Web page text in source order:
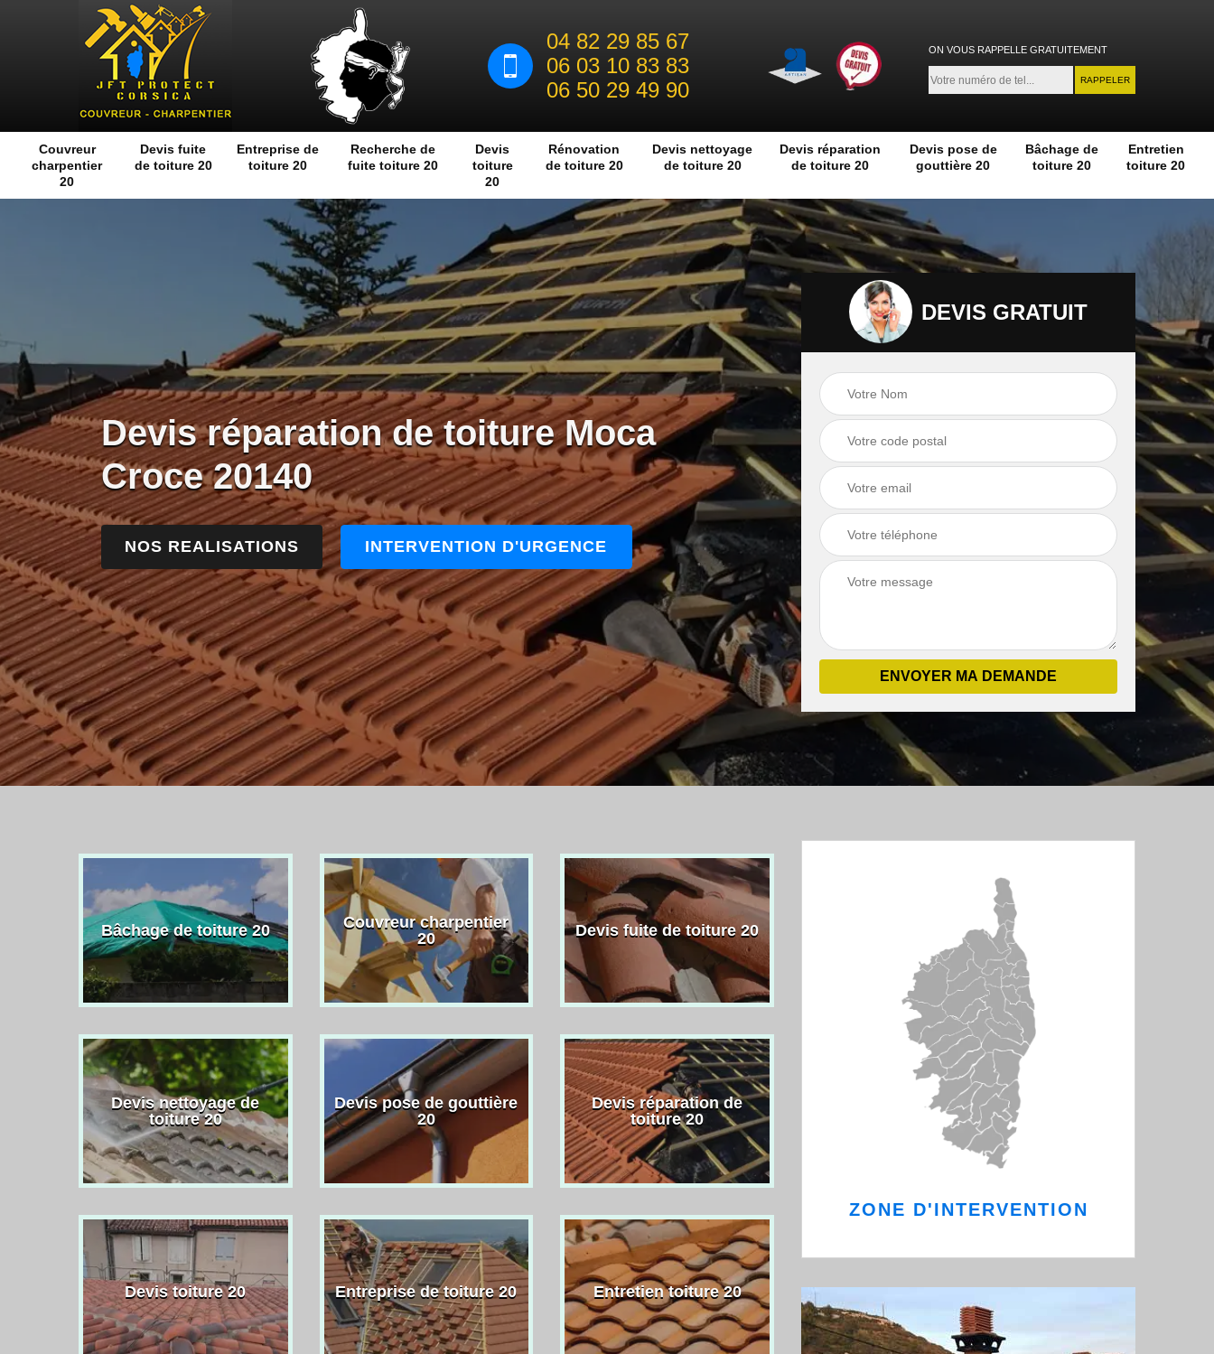
04 82 29 85 67
06 03 10 83 83
06 50 29 49 90
ON VOUS RAPPELLE GRATUITEMENT
Couvreur
charpentier
20
Devis fuite
de toiture 20
Entreprise de
toiture 20
Recherche de
fuite toiture 20
Devis
toiture
20
Rénovation
de toiture 20
Devis nettoyage
de toiture 20
Devis réparation
de toiture 20
Devis pose de
gouttière 20
Bâchage de
toiture 20
Entretien
toiture 20
Devis réparation de toiture Moca
Croce 20140
NOS REALISATIONS INTERVENTION D'URGENCE
DEVIS GRATUIT
Bâchage de toiture 20
Couvreur charpentier
20
Devis fuite de toiture 20
Devis nettoyage de
toiture 20
Devis pose de gouttière
20
Devis réparation de
toiture 20
Devis toiture 20 Entreprise de toiture 20 Entretien toiture 20
ZONE D'INTERVENTION